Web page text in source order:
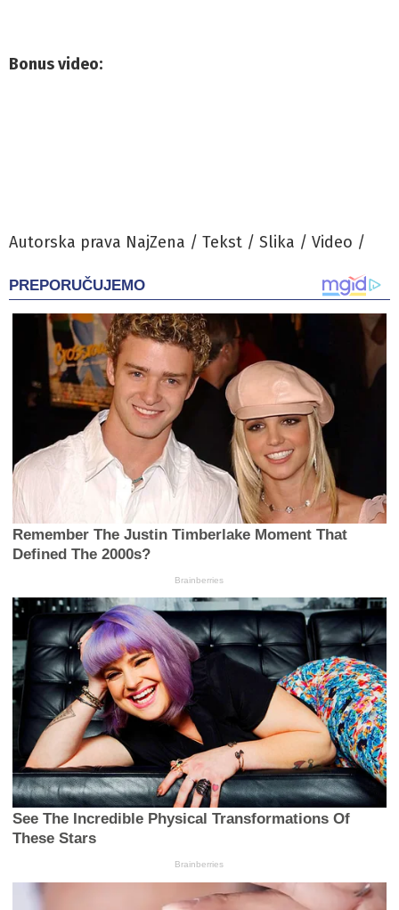
Bonus video:
Autorska prava NajZena / Tekst / Slika / Video /